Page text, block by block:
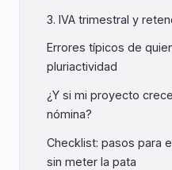
3. IVA trimestral y
Errores típicos de
pluriactividad
¿Y si mi proyecto
nómina?
Checklist: pasos para
sin meter la pata